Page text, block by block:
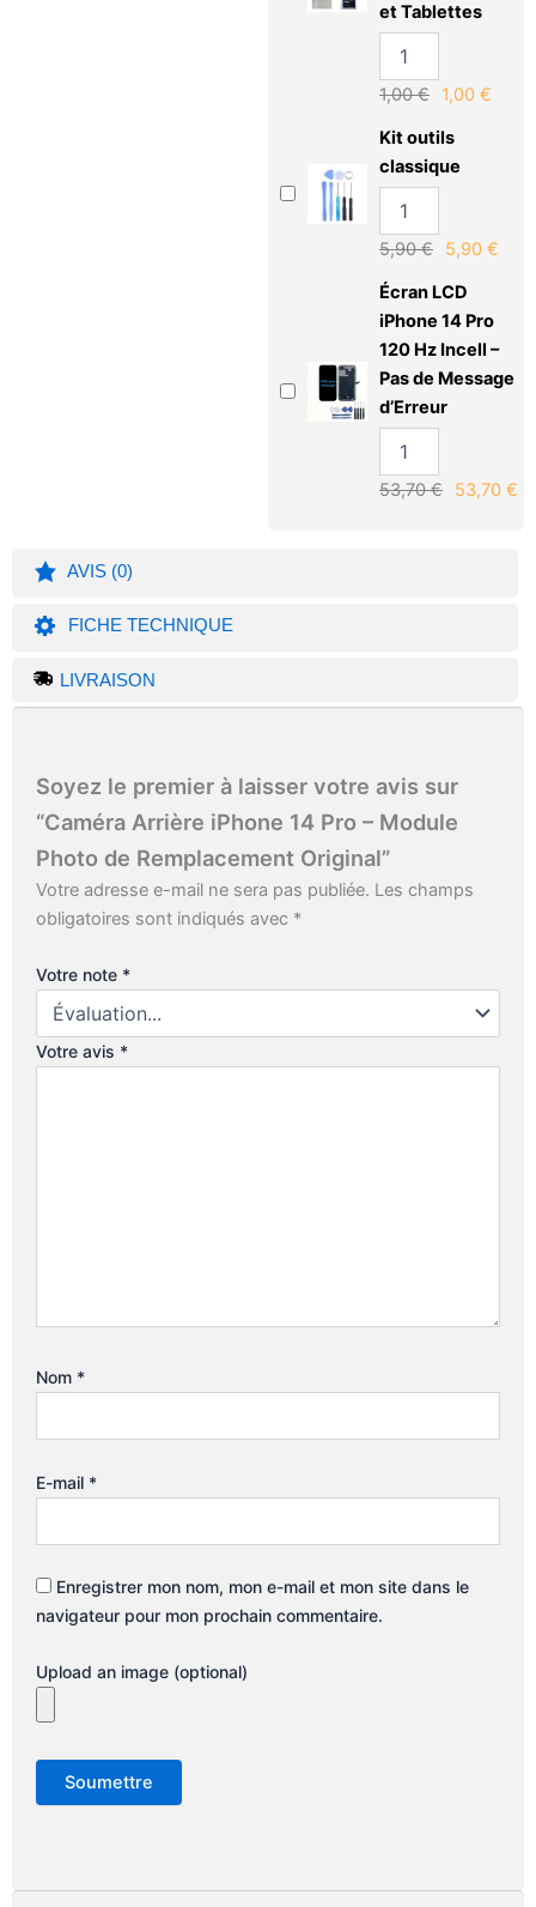
et Tablettes
1,00€ 1,00 €
Kit outils
classique
5,90€ 5,90 €
Écran LCD
iPhone 14 Pro
120 Hz Incell –
Pas de Message
d’Erreur
53,70€ 53,70 €
AVIS (0)
FICHE TECHNIQUE
LIVRAISON
Soyez le premier à laisser votre avis sur
“Caméra Arrière iPhone 14 Pro – Module
Photo de Remplacement Original”
Votre adresse e-mail ne sera pas publiée. Les champs
obligatoires sont indiqués avec *
Votre note *
Votre avis *
Nom *
E-mail *
Enregistrer mon nom, mon e-mail et mon site dans le
navigateur pour mon prochain commentaire.
Upload an image (optional)